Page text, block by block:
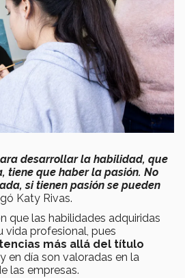
desarrollar la habilidad, que
tiene que haber la pasión. No
si tienen pasión se pueden
Katy Rivas.
que las habilidades adquiridas
vida profesional, pues
más allá del título
en día son valoradas en la
las empresas.